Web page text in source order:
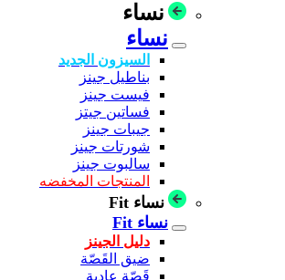
نساء
نساء
السيزون الجديد
بناطيل جينز
فيست جينز
فساتين جيتز
جيبات جينز
شورتات جينز
سالبوت جينز
المنتجات المخفضه
نساء Fit
نساء Fit
دليل الجينز
ضيق القَصّة
قَصّة عادية